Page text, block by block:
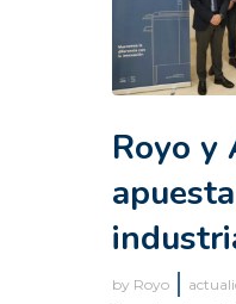
Royo y
by Royo